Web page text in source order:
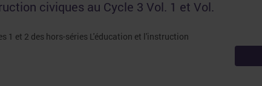
civiques au Cycle 3 Vol. 1 et Vol.
1 et 2 des hors-séries L'éducation et l'instruction